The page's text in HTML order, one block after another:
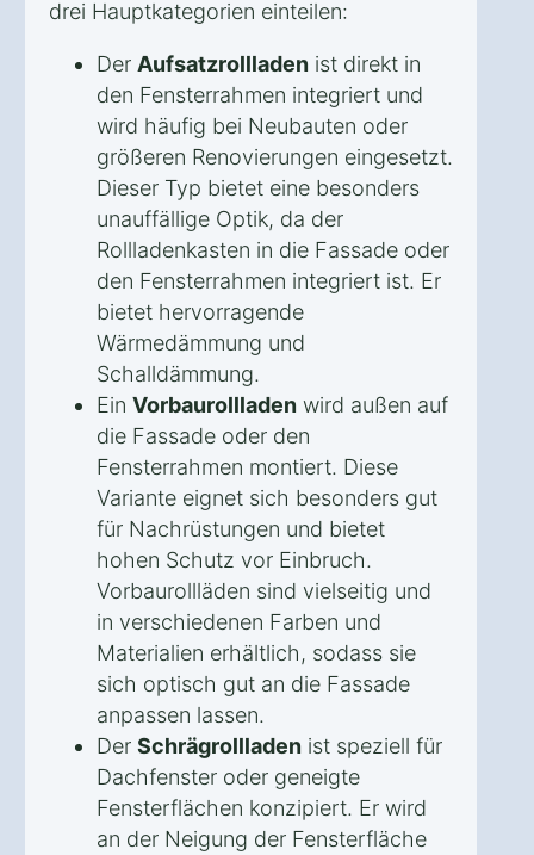
drei Hauptkategorien einteilen:
Der Aufsatzrollladen ist direkt in
den Fensterrahmen integriert und
wird häufig bei Neubauten oder
größeren Renovierungen eingesetzt.
Dieser Typ bietet eine besonders
unauffällige Optik, da der
Rollladenkasten in die Fassade oder
den Fensterrahmen integriert ist. Er
bietet hervorragende
Wärmedämmung und
Schalldämmung.
Ein Vorbaurollladen wird außen auf
die Fassade oder den
Fensterrahmen montiert. Diese
Variante eignet sich besonders gut
für Nachrüstungen und bietet
hohen Schutz vor Einbruch.
Vorbaurollläden sind vielseitig und
in verschiedenen Farben und
Materialien erhältlich, sodass sie
sich optisch gut an die Fassade
anpassen lassen.
Der Schrägrollladen ist speziell für
Dachfenster oder geneigte
Fensterflächen konzipiert. Er wird
an der Neigung der Fensterfläche